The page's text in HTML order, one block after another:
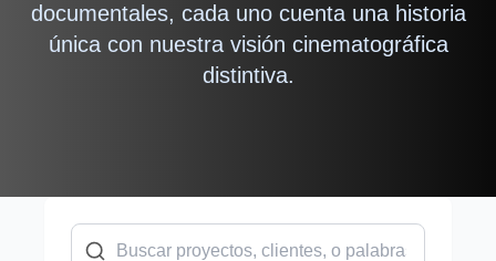
documentales, cada uno cuenta una historia
única con nuestra visión cinematográfica
distintiva.